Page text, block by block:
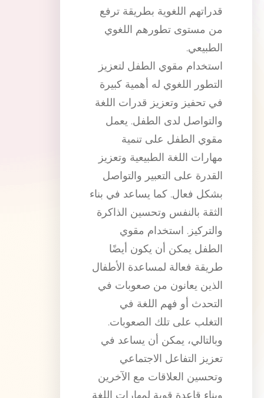
قدراتهم اللغوية بطريقة ترفع
من مستوى تطورهم اللغوي
الطبيعي.
استخدام مقوي الطفل لتعزيز
التطور اللغوي له أهمية كبيرة
في تحفيز وتعزيز قدرات اللغة
والتواصل لدى الطفل. يعمل
مقوي الطفل على تنمية
مهارات اللغة الطبيعية وتعزيز
القدرة على التعبير والتواصل
بشكل فعال. كما يساعد في بناء
الثقة بالنفس وتحسين الذاكرة
والتركيز. استخدام مقوي
الطفل يمكن أن يكون أيضًا
طريقة فعالة لمساعدة الأطفال
الذين يعانون من صعوبات في
التحدث أو فهم اللغة في
التغلب على تلك الصعوبات.
وبالتالي، يمكن أن يساعد في
تعزيز التفاعل الاجتماعي
وتحسين العلاقات مع الآخرين
وبناء قاعدة قوية لمهارات اللغة